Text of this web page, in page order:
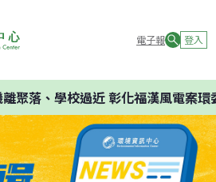
電子報 登入
落、學校過近 彰化福漢風電案環